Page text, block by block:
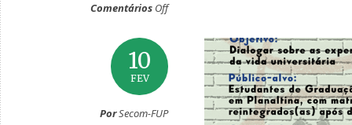
Comentários Off
10
FEV
PorSecom-FUP